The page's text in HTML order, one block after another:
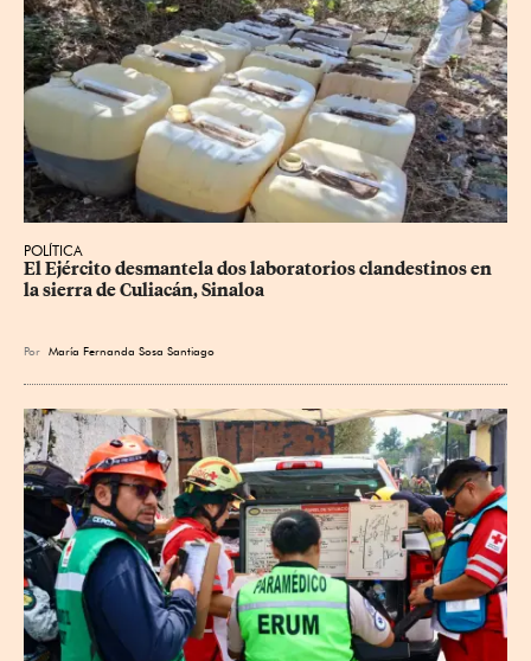
POLÍTICA
El Ejército desmantela dos laboratorios clandestinos en
la sierra de Culiacán, Sinaloa
Por María Fernanda Sosa Santiago